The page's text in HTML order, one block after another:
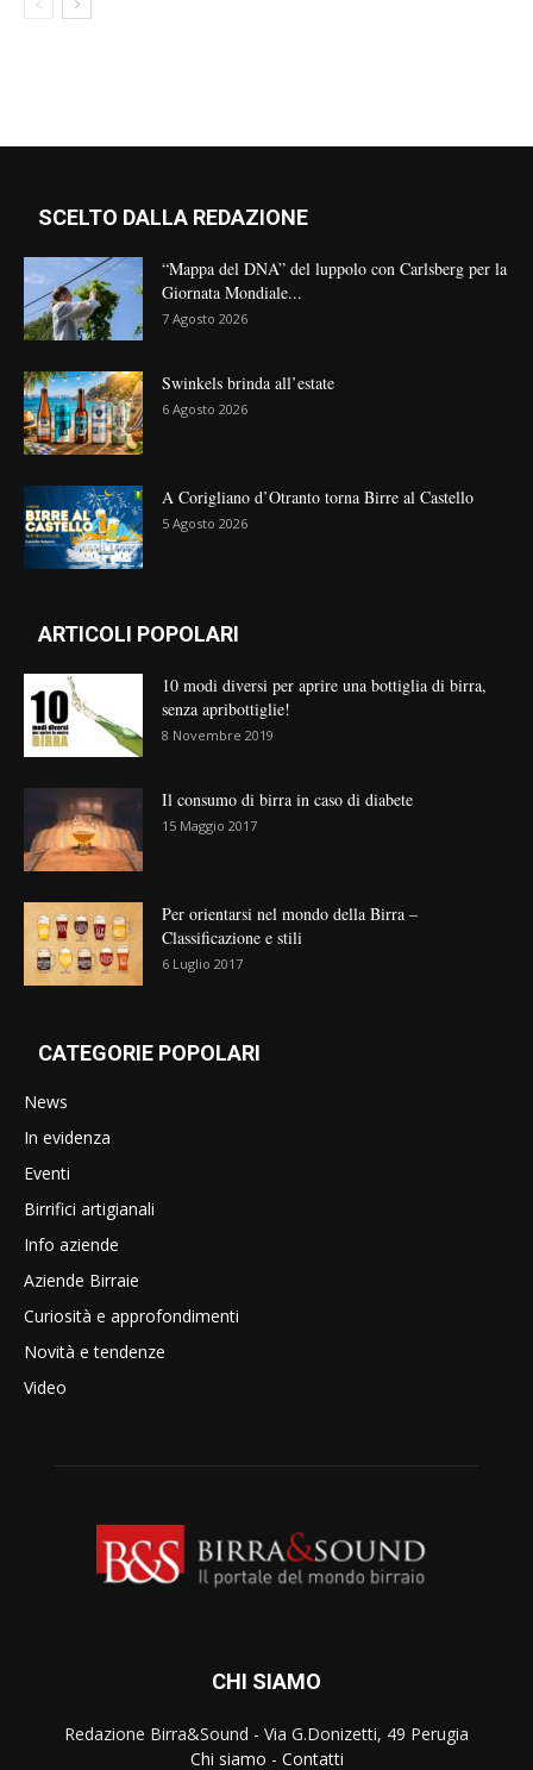
SCELTO DALLA REDAZIONE
“Mappa del DNA” del luppolo con Carlsberg per la
Giornata Mondiale...
7 Agosto 2026
Swinkels brinda all’estate
6 Agosto 2026
A Corigliano d’Otranto torna Birre al Castello
5 Agosto 2026
ARTICOLI POPOLARI
10 modi diversi per aprire una bottiglia di birra,
senza apribottiglie!
8 Novembre 2019
Il consumo di birra in caso di diabete
15 Maggio 2017
Per orientarsi nel mondo della Birra –
Classificazione e stili
6 Luglio 2017
CATEGORIE POPOLARI
News
In evidenza
Eventi
Birrifici artigianali
Info aziende
Aziende Birraie
Curiosità e approfondimenti
Novità e tendenze
Video
CHI SIAMO
Redazione Birra&Sound - Via G.Donizetti, 49 Perugia
Chi siamo - Contatti